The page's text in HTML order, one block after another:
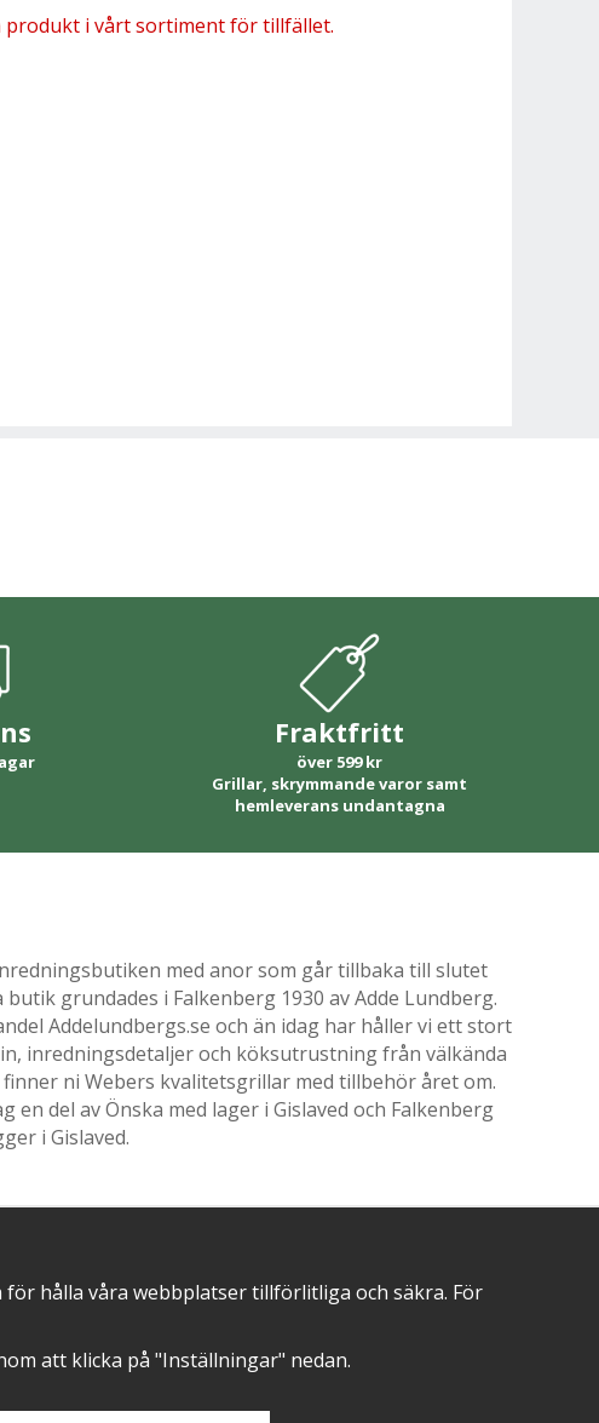
produkt i vårt sortiment för tillfället.
Fraktfritt
över 599 kr
Grillar, skrymmande varor samt
hemleverans undantagna
med anor som går tillbaka till slutet
grundades i Falkenberg 1930 av Adde Lundberg.
Addelundbergs.se och än idag har håller vi ett stort
inredningsdetaljer och köksutrustning från välkända
ni Webers kvalitetsgrillar med tillbehör året om.
en del av Önska med lager i Gislaved och Falkenberg
i Gislaved.
POSITIVA OMDÖMEN PÅ
hålla våra webbplatser tillförlitliga och säkra. För
att klicka på "Inställningar" nedan.